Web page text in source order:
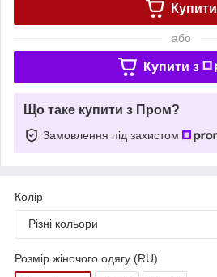
Купити
або
Купити з
Що таке купити з Пром?
Замовлення під захистом
Колір
Різні кольори
Розмір жіночого одягу (RU)